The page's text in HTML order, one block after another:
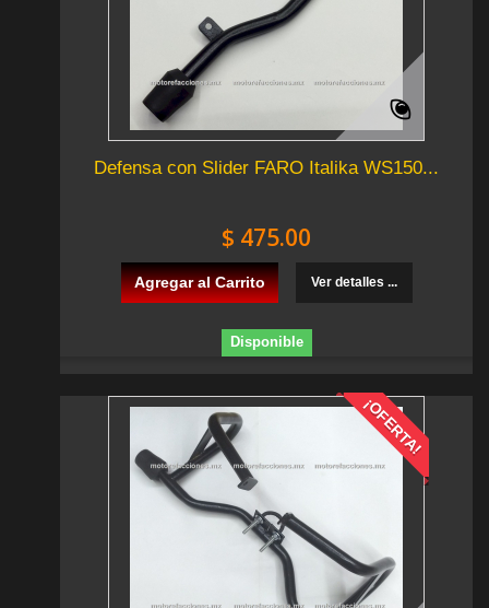
Defensa con Slider FARO Italika WS150...
$ 475.00
Agregar al Carrito Ver detalles ...
Disponible
¡OFERTA!